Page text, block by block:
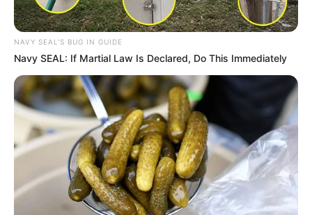
NAVY SEAL'S BUG IN GUIDE
Navy SEAL: If Martial Law Is Declared, Do This Immediately